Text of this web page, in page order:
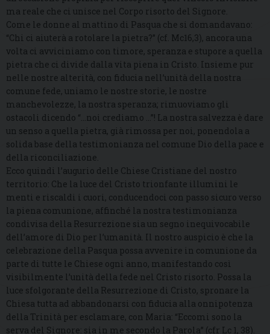
ma reale che ci unisce nel Corpo risorto del Signore.
Come le donne al mattino di Pasqua che si domandavano:
“Chi ci aiuterà a rotolare la pietra?” (cf. Mc16,3), ancora una
volta ci avviciniamo con timore, speranza e stupore a quella
pietra che ci divide dalla vita piena in Cristo. Insieme pur
nelle nostre alterità, con fiducia nell’unità della nostra
comune fede, uniamo le nostre storie, le nostre
manchevolezze, la nostra speranza; rimuoviamo gli
ostacoli dicendo “…noi crediamo …”! La nostra salvezza è dare
un senso a quella pietra, già rimossa per noi, ponendola a
solida base della testimonianza nel comune Dio della pace e
della riconciliazione.
Ecco quindi l’augurio delle Chiese Cristiane del nostro
territorio: Che la luce del Cristo trionfante illumini le
menti e riscaldi i cuori, conducendoci con passo sicuro verso
la piena comunione, affinché la nostra testimonianza
condivisa della Resurrezione sia un segno inequivocabile
dell’amore di Dio per l’umanità. Il nostro auspicio è che la
celebrazione della Pasqua possa avvenire in comunione da
parte di tutte le Chiese ogni anno, manifestando così
visibilmente l’unità della fede nel Cristo risorto. Possa la
luce sfolgorante della Resurrezione di Cristo, spronare la
Chiesa tutta ad abbandonarsi con fiducia alla onnipotenza
della Trinità per esclamare, con Maria: “Eccomi sono la
serva del Signore: sia in me secondo la Parola” (cfr Lc 1, 38).